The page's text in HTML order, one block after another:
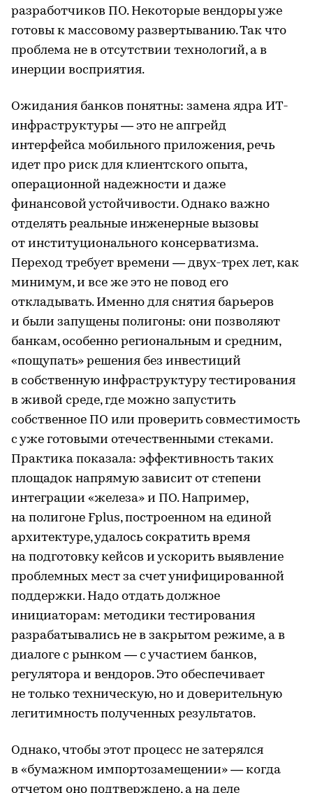
разработчиков ПО. Некоторые вендоры уже
готовы к массовому развертыванию. Так что
проблема не в отсутствии технологий, а в
инерции восприятия.
Ожидания банков понятны: замена ядра ИТ-
инфраструктуры — это не апгрейд
интерфейса мобильного приложения, речь
идет про риск для клиентского опыта,
операционной надежности и даже
финансовой устойчивости. Однако важно
отделять реальные инженерные вызовы
от институционального консерватизма.
Переход требует времени — двух-трех лет, как
минимум, и все же это не повод его
откладывать. Именно для снятия барьеров
и были запущены полигоны: они позволяют
банкам, особенно региональным и средним,
«пощупать» решения без инвестиций
в собственную инфраструктуру тестирования
в живой среде, где можно запустить
собственное ПО или проверить совместимость
с уже готовыми отечественными стеками.
Практика показала: эффективность таких
площадок напрямую зависит от степени
интеграции «железа» и ПО. Например,
на полигоне Fplus, построенном на единой
архитектуре, удалось сократить время
на подготовку кейсов и ускорить выявление
проблемных мест за счет унифицированной
поддержки. Надо отдать должное
инициаторам: методики тестирования
разрабатывались не в закрытом режиме, а в
диалоге с рынком — с участием банков,
регулятора и вендоров. Это обеспечивает
не только техническую, но и доверительную
легитимность полученных результатов.
Однако, чтобы этот процесс не затерялся
в «бумажном импортозамещении» — когда
отчетом оно подтверждено, а на деле